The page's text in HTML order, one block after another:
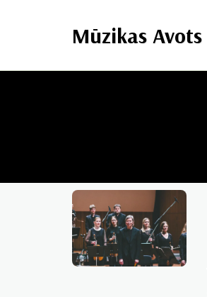
Mūzikas Avots